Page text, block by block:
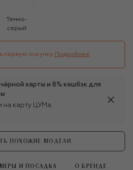
Темно-
серый
первую покупку Подробнее
карты и 8% кешбэк для
на карту ЦУМа
ПОХОЖИЕ МОДЕЛИ
И ПОСАДКА О БРЕНДЕ